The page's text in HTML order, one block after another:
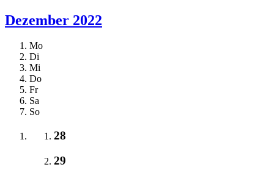
Dezember 2022
Mo
Di
Mi
Do
Fr
Sa
So
28
29